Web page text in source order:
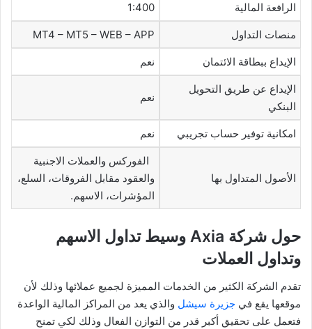
الرافعة المالية 1:400
منصات التداول MT4 – MT5 – WEB – APP
الإيداع ببطاقة الائتمان نعم
الإيداع عن طريق التحويل
البنكي
نعم
امكانية توفير حساب تجريبي نعم
الأصول المتداول بها
الفوركس والعملات الاجنبية
والعقود مقابل الفروقات، السلع،
المؤشرات، الاسهم.
حول شركة Axia وسيط تداول الاسهم
وتداول العملات
تقدم الشركة الكثير من الخدمات المميزة لجميع عملائها وذلك لأن
موقعها يقع في جزيرة سيشل والذي يعد من المراكز المالية الواعدة
فتعمل على تحقيق أكبر قدر من التوازن الفعال وذلك لكي تمنح